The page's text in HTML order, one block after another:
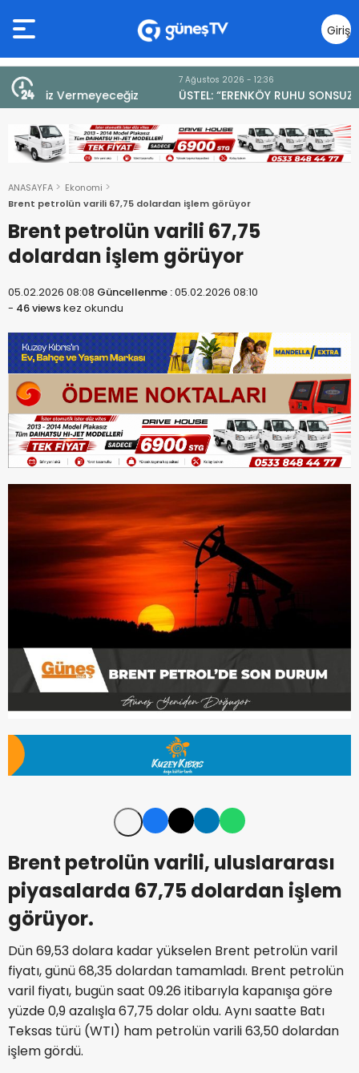
Giriş
Yap
ÜSTEL: “ERENKÖY RUHU SONSUZA DEK YAŞAYACAK”
ANASAYFA
Ekonomi
Brent petrolün varili 67,75 dolardan işlem görüyor
Brent petrolün varili 67,75
dolardan işlem görüyor
05.02.2026 08:08 Güncellenme :05.02.2026 08:10
- 46 viewskez okundu
Brent petrolün varili, uluslararası
piyasalarda 67,75 dolardan işlem
görüyor.
Dün 69,53 dolara kadar yükselen Brent petrolün varil
fiyatı, günü 68,35 dolardan tamamladı. Brent petrolün
varil fiyatı, bugün saat 09.26 itibarıyla kapanışa göre
yüzde 0,9 azalışla 67,75 dolar oldu. Aynı saatte Batı
Teksas türü (WTI) ham petrolün varili 63,50 dolardan
işlem gördü.